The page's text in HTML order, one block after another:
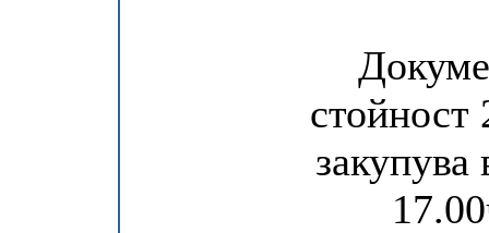
стойност
закупува